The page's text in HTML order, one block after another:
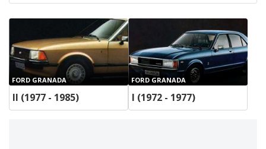
FORD GRANADA
II (1977 - 1985)
FORD GRANADA
I (1972 - 1977)